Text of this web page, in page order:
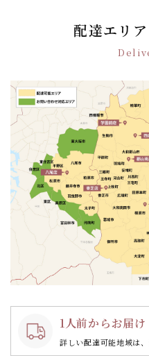
ン
配達エリ
1人前からお届け
詳しい配達可能地域は